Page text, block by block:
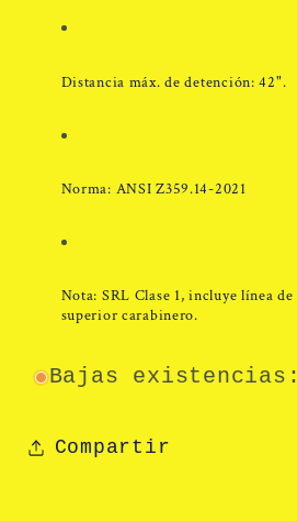
Distancia máx. de detención: 42".
Norma: ANSI Z359.14-2021
Nota: SRL Clase 1, incluye línea
superior carabinero.
Bajas
Compartir